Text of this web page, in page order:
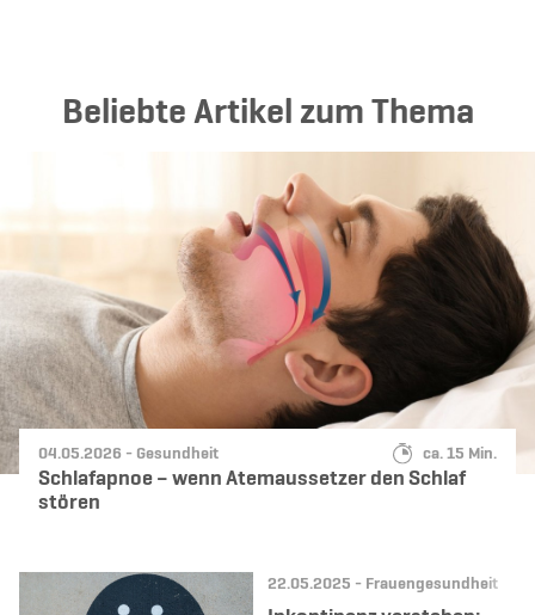
Beliebte Artikel zum Thema
Datum:
04.05.2026 - Kategorie:
Gesundheit Lesedauer:
ca. 15 Min.
Schlafapnoe – wenn Atemaussetzer den Schlaf
stören
Datum:
22.05.2025 - Kategorie:
Frauengesundheit